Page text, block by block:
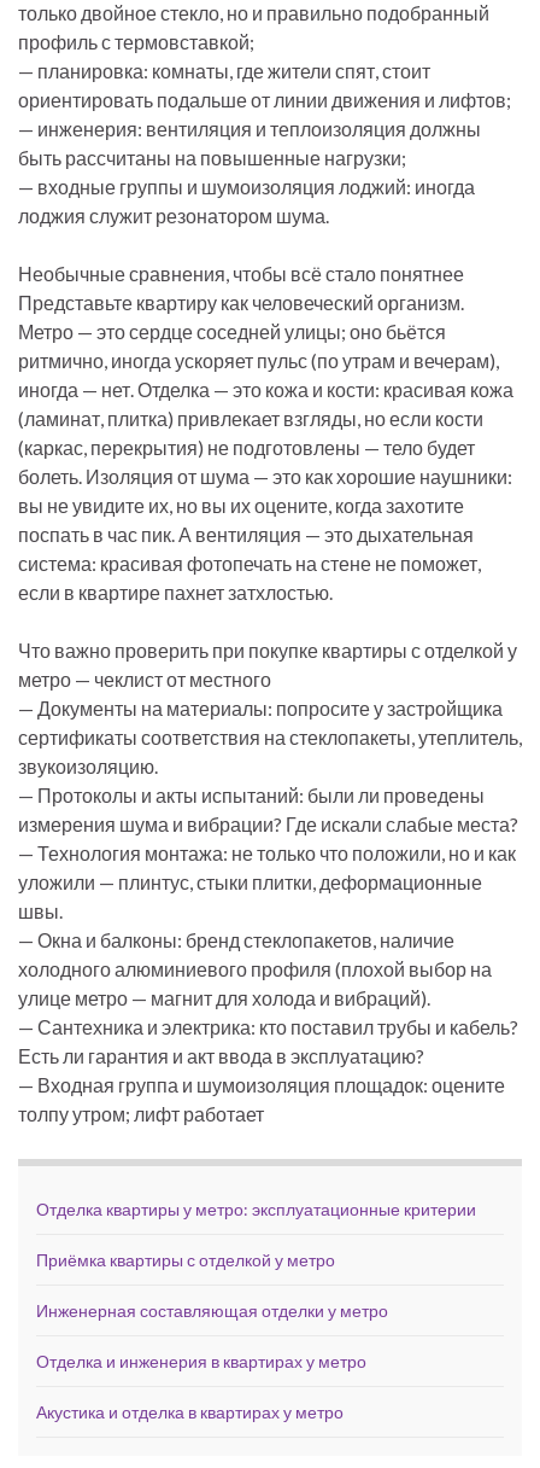
только двойное стекло, но и правильно подобранный
профиль с термовставкой;
— планировка: комнаты, где жители спят, стоит
ориентировать подальше от линии движения и лифтов;
— инженерия: вентиляция и теплоизоляция должны
быть рассчитаны на повышенные нагрузки;
— входные группы и шумоизоляция лоджий: иногда
лоджия служит резонатором шума.
Необычные сравнения, чтобы всё стало понятнее
Представьте квартиру как человеческий организм.
Метро — это сердце соседней улицы; оно бьётся
ритмично, иногда ускоряет пульс (по утрам и вечерам),
иногда — нет. Отделка — это кожа и кости: красивая кожа
(ламинат, плитка) привлекает взгляды, но если кости
(каркас, перекрытия) не подготовлены — тело будет
болеть. Изоляция от шума — это как хорошие наушники:
вы не увидите их, но вы их оцените, когда захотите
поспать в час пик. А вентиляция — это дыхательная
система: красивая фотопечать на стене не поможет,
если в квартире пахнет затхлостью.
Что важно проверить при покупке квартиры с отделкой у
метро — чеклист от местного
— Документы на материалы: попросите у застройщика
сертификаты соответствия на стеклопакеты, утеплитель,
звукоизоляцию.
— Протоколы и акты испытаний: были ли проведены
измерения шума и вибрации? Где искали слабые места?
— Технология монтажа: не только что положили, но и как
уложили — плинтус, стыки плитки, деформационные
швы.
— Окна и балконы: бренд стеклопакетов, наличие
холодного алюминиевого профиля (плохой выбор на
улице метро — магнит для холода и вибраций).
— Сантехника и электрика: кто поставил трубы и кабель?
Есть ли гарантия и акт ввода в эксплуатацию?
— Входная группа и шумоизоляция площадок: оцените
толпу утром; лифт работает
Отделка квартиры у метро: эксплуатационные критерии
Приёмка квартиры с отделкой у метро
Инженерная составляющая отделки у метро
Отделка и инженерия в квартирах у метро
Акустика и отделка в квартирах у метро